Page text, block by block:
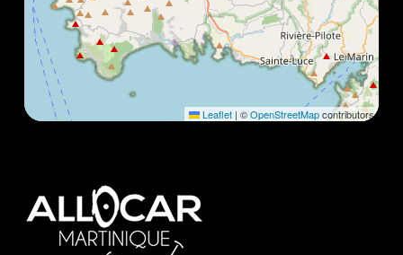
Leaflet | ©OpenStreetMapcontributors